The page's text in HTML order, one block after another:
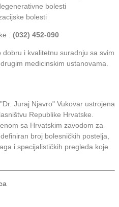
bolesti
bolesti
: (032) 452-090
i kvalitetnu suradnju sa svim
medicinskim ustanovama.
Juraj Njavro" Vukovar ustrojena
Republike Hrvatske.
sa Hrvatskim zavodom za
broj bolesničkih postelja,
i specijalističkih pregleda koje